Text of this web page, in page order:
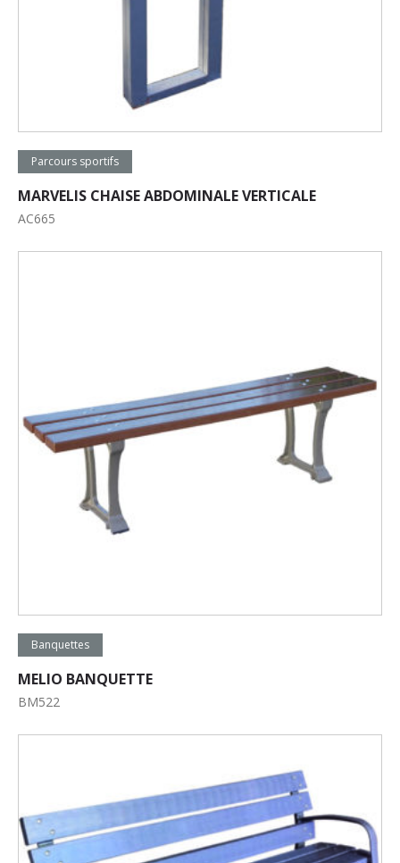
Lire la suite
Parcours sportifs
MARVELIS CHAISE ABDOMINALE VERTICALE
AC665
Lire la suite
Banquettes
MELIO BANQUETTE
BM522